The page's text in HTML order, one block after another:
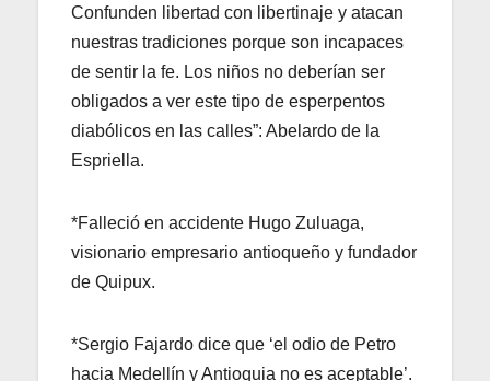
Confunden libertad con libertinaje y atacan
nuestras tradiciones porque son incapaces
de sentir la fe. Los niños no deberían ser
obligados a ver este tipo de esperpentos
diabólicos en las calles”: Abelardo de la
Espriella.
*Falleció en accidente Hugo Zuluaga,
visionario empresario antioqueño y fundador
de Quipux.
*Sergio Fajardo dice que ‘el odio de Petro
hacia Medellín y Antioquia no es aceptable’.